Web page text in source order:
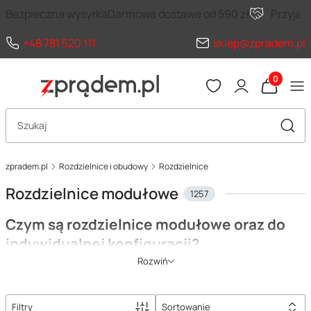
Bezpieczna wysyłkaDarmowa dostawa od 590 zł
+48 781 520 111
sklep@zpradem.pl
Produkty
Otwórz wyszukiwarkę
zpradem.pl Rozdzielnice i obudowy Rozdzielnice
Rozdzielnice modułowe 1257
Czym są rozdzielnice modułowe oraz do
indywidualnej konfiguracji?
czynnikami zewnętrznymi.
Dzięki temu urządzenia znajdujące się
Rozwiń
Filtry Sortowanie